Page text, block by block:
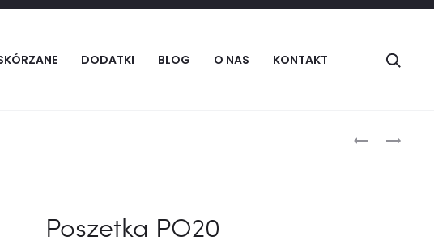
DODATKI BLOG O NAS KONTAKT
POSZETKA
POSZETKA
Poszetka PO20